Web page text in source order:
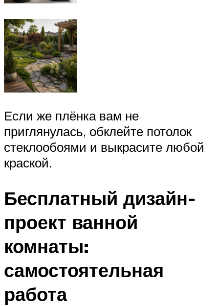
Если же плёнка вам не
приглянулась, обклейте потолок
стеклообоями и выкрасите любой
краской.
Бесплатный дизайн-
проект ванной
комнаты:
самостоятельная
работа